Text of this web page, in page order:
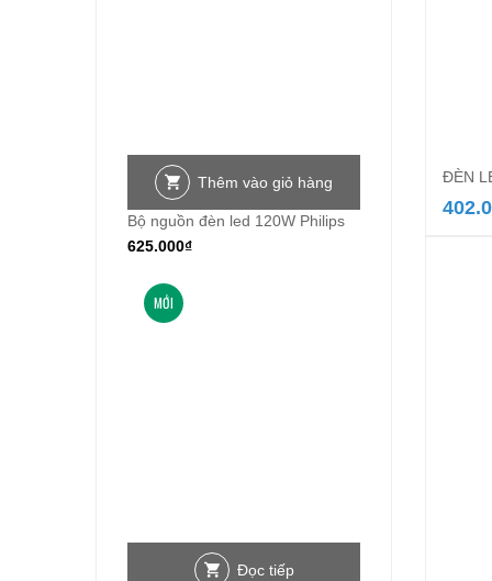
ĐÈN
Thêm vào giỏ hàng
Bộ nguồn đèn led 120W Philips
625.000₫
MỚI
Đọc tiếp